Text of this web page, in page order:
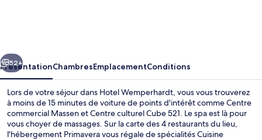
Suivant
52+
PrésentationChambresEmplacementConditions
Lors de votre séjour dans Hotel Wemperhardt, vous vous trouverez
à moins de 15 minutes de voiture de points d'intérêt comme Centre
commercial Massen et Centre culturel Cube 521. Le spa est là pour
vous choyer de massages. Sur la carte des 4 restaurants du lieu,
l'hébergement Primavera vous régale de spécialités Cuisine